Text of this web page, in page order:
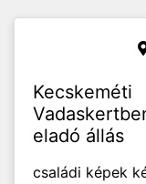
Kecskeméti
eladó állás
családi képek